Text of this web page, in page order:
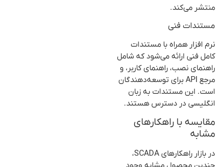
منتشر می‌کند.
مستندات فنی
نرم افزار همراه با مستندات
کامل فنی ارائه می‌شود که شامل
راهنمای نصب، راهنمای کاربر، و
مرجع API برای توسعه‌دهندگان
است. این مستندات به زبان
انگلیسی در دسترس هستند.
مقایسه با راهکارهای
مشابه
در بازار راهکارهای SCADA،